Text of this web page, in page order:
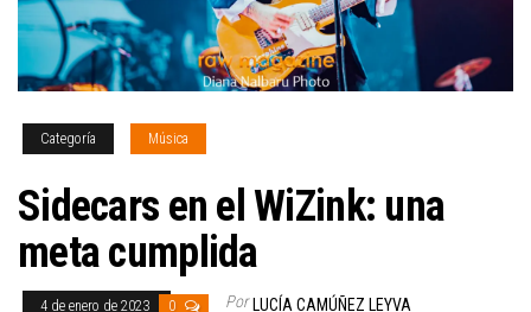
Categoría Música
Sidecars en el WiZink: una
meta cumplida
4 de enero de 2023 0 Por LUCÍA CAMÚÑEZ LEYVA